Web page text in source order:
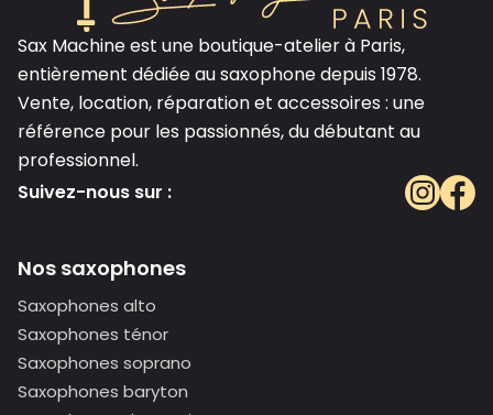
Sax Machine est une boutique-atelier à Paris,
entièrement dédiée au saxophone depuis 1978.
Vente, location, réparation et accessoires : une
référence pour les passionnés, du débutant au
professionnel.
Suivez-nous sur :
Nos saxophones
Saxophones alto
Saxophones ténor
Saxophones soprano
Saxophones baryton